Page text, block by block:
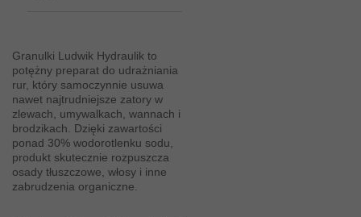
Granulki Ludwik Hydraulik to
potężny preparat do udrażniania
rur, który samoczynnie usuwa
nawet najtrudniejsze zatory w
zlewach, umywalkach, wannach i
brodzikach. Dzięki zawartości
ponad 30% wodorotlenku sodu,
produkt skutecznie rozpuszcza
osady tłuszczowe, włosy i inne
zabrudzenia organiczne.